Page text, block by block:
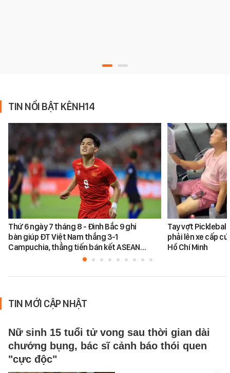
TIN NỔI BẬT KÊNH14
Thứ 6 ngày 7 tháng 8 - Đình Bắc 9 ghi
bàn giúp ĐT Việt Nam thắng 3-1
Campuchia, thẳng tiến bán kết ASEAN…
Tay vợt
phải lên xe cấp
Hồ Chí Minh
TIN MỚI CẬP NHẬT
Nữ sinh 15 tuổi tử vong sau thời gian dài
chướng bụng, bác sĩ cảnh báo thói quen
"cực độc"